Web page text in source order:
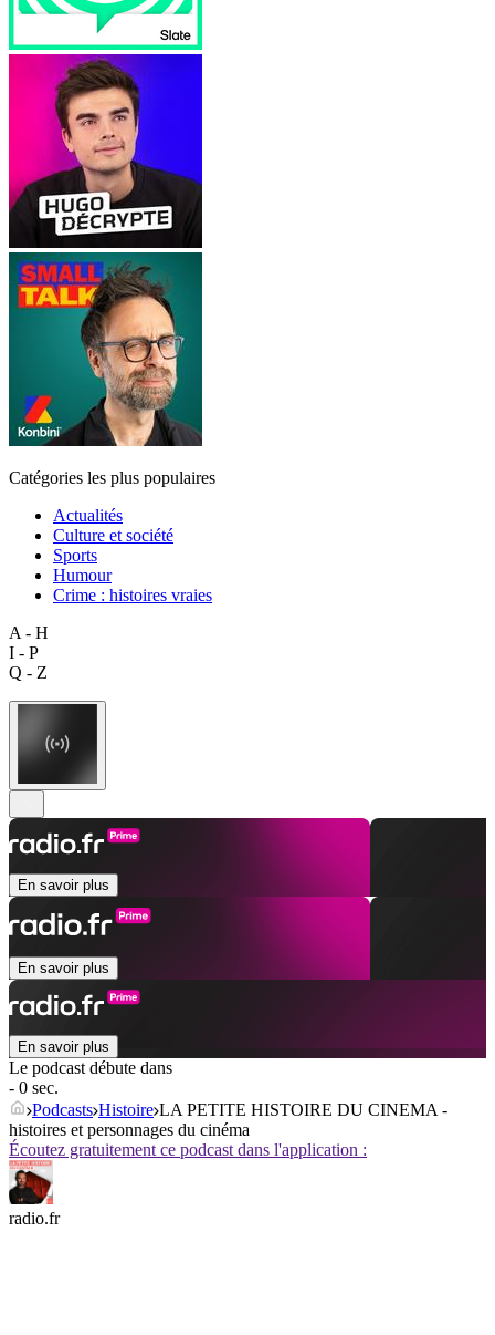
Catégories les plus populaires
Actualités
Culture et société
Sports
Humour
Crime : histoires vraies
A - H
I - P
Q - Z
En savoir plus
En savoir plus
En savoir plus
Le podcast débute dans
- 0 sec.
Podcasts Histoire LA PETITE HISTOIRE DU CINEMA -
histoires et personnages du cinéma
Écoutez gratuitement ce podcast dans l'application :
radio.fr